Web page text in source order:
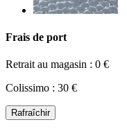
Frais de port
Retrait au magasin : 0 €
Colissimo : 30 €